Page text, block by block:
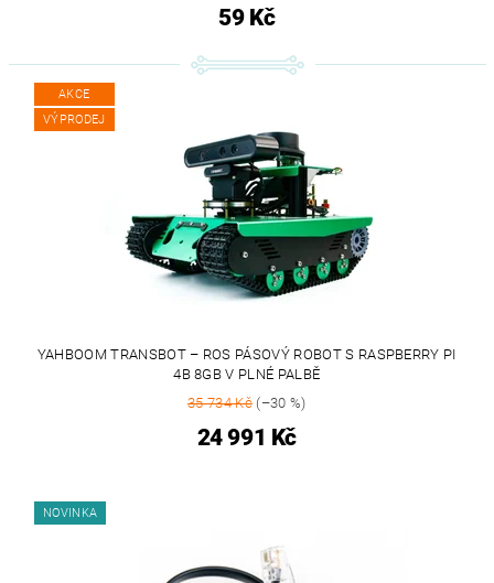
59 Kč
AKCE
VÝPRODEJ
YAHBOOM TRANSBOT – ROS PÁSOVÝ ROBOT S RASPBERRY PI
4B 8GB V PLNÉ PALBĚ
35 734 Kč(–30 %)
24 991 Kč
NOVINKA